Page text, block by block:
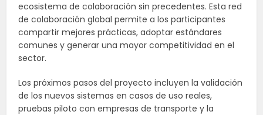
ecosistema de colaboración sin precedentes. Esta red
de colaboración global permite a los participantes
compartir mejores prácticas, adoptar estándares
comunes y generar una mayor competitividad en el
sector.
Los próximos pasos del proyecto incluyen la validación
de los nuevos sistemas en casos de uso reales,
pruebas piloto con empresas de transporte y la